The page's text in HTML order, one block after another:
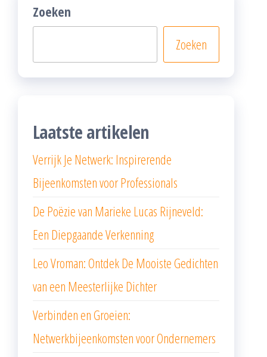
Zoeken
Zoeken
Laatste artikelen
Verrijk Je Netwerk: Inspirerende
Bijeenkomsten voor Professionals
De Poëzie van Marieke Lucas Rijneveld:
Een Diepgaande Verkenning
Leo Vroman: Ontdek De Mooiste Gedichten
van een Meesterlijke Dichter
Verbinden en Groeien:
Netwerkbijeenkomsten voor Ondernemers